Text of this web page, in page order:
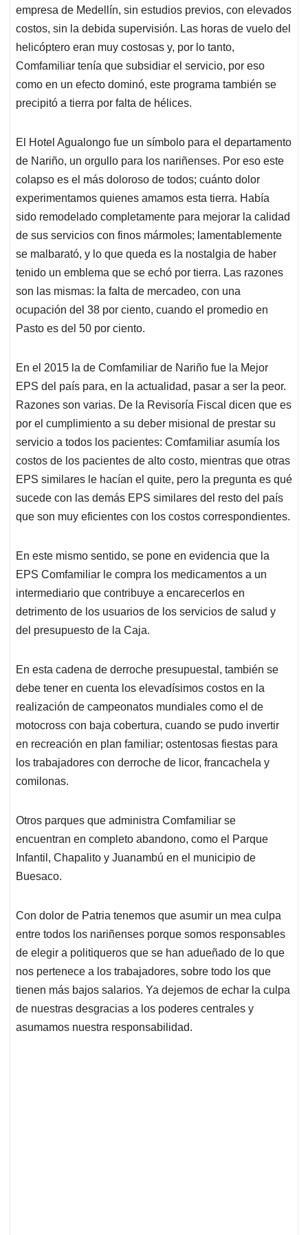
empresa de Medellín, sin estudios previos, con elevados
costos, sin la debida supervisión. Las horas de vuelo del
helicóptero eran muy costosas y, por lo tanto,
Comfamiliar tenía que subsidiar el servicio, por eso
como en un efecto dominó, este programa también se
precipitó a tierra por falta de hélices.
El Hotel Agualongo fue un símbolo para el departamento
de Nariño, un orgullo para los nariñenses. Por eso este
colapso es el más doloroso de todos; cuánto dolor
experimentamos quienes amamos esta tierra. Había
sido remodelado completamente para mejorar la calidad
de sus servicios con finos mármoles; lamentablemente
se malbarató, y lo que queda es la nostalgia de haber
tenido un emblema que se echó por tierra. Las razones
son las mismas: la falta de mercadeo, con una
ocupación del 38 por ciento, cuando el promedio en
Pasto es del 50 por ciento.
En el 2015 la de Comfamiliar de Nariño fue la Mejor
EPS del país para, en la actualidad, pasar a ser la peor.
Razones son varias. De la Revisoría Fiscal dicen que es
por el cumplimiento a su deber misional de prestar su
servicio a todos los pacientes: Comfamiliar asumía los
costos de los pacientes de alto costo, mientras que otras
EPS similares le hacían el quite, pero la pregunta es qué
sucede con las demás EPS similares del resto del país
que son muy eficientes con los costos correspondientes.
En este mismo sentido, se pone en evidencia que la
EPS Comfamiliar le compra los medicamentos a un
intermediario que contribuye a encarecerlos en
detrimento de los usuarios de los servicios de salud y
del presupuesto de la Caja.
En esta cadena de derroche presupuestal, también se
debe tener en cuenta los elevadísimos costos en la
realización de campeonatos mundiales como el de
motocross con baja cobertura, cuando se pudo invertir
en recreación en plan familiar; ostentosas fiestas para
los trabajadores con derroche de licor, francachela y
comilonas.
Otros parques que administra Comfamiliar se
encuentran en completo abandono, como el Parque
Infantil, Chapalito y Juanambú en el municipio de
Buesaco.
Con dolor de Patria tenemos que asumir un mea culpa
entre todos los nariñenses porque somos responsables
de elegir a politiqueros que se han adueñado de lo que
nos pertenece a los trabajadores, sobre todo los que
tienen más bajos salarios. Ya dejemos de echar la culpa
de nuestras desgracias a los poderes centrales y
asumamos nuestra responsabilidad.